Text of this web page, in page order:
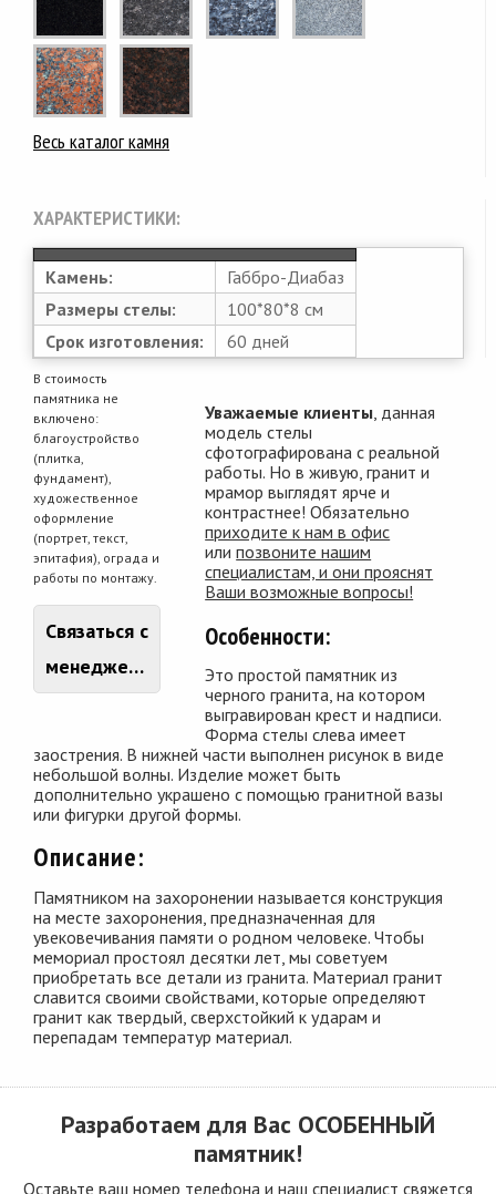
Весь каталог камня
ХАРАКТЕРИСТИКИ:
Камень:
Габбро-Диабаз
Размеры стелы:
100*80*8 см
Срок изготовления:
60 дней
В стоимость
памятника не
включено:
благоустройство
(плитка,
фундамент),
художественное
оформление
(портрет, текст,
эпитафия), ограда и
работы по монтажу.
Связаться с
менеджером
Уважаемые клиенты , данная
модель стелы
сфотографирована с реальной
работы. Но в живую, гранит и
мрамор выглядят ярче и
контрастнее! Обязательно
приходите к нам в офис
илипозвоните нашим
специалистам, и они прояснят
Ваши возможные вопросы!
Особенности:
Это простой памятник из
черного гранита, на котором
выгравирован крест и надписи.
Форма стелы слева имеет
заострения. В нижней части выполнен рисунок в виде
небольшой волны. Изделие может быть
дополнительно украшено с помощью гранитной вазы
или фигурки другой формы.
Описание:
Памятником на захоронении называется конструкция
на месте захоронения, предназначенная для
увековечивания памяти о родном человеке. Чтобы
мемориал простоял десятки лет, мы советуем
приобретать все детали из гранита. Материал гранит
славится своими свойствами, которые определяют
гранит как твердый, сверхстойкий к ударам и
перепадам температур материал.
Разработаем для Вас ОСОБЕННЫЙ
памятник!
Оставьте ваш номер телефона и наш специалист свяжется